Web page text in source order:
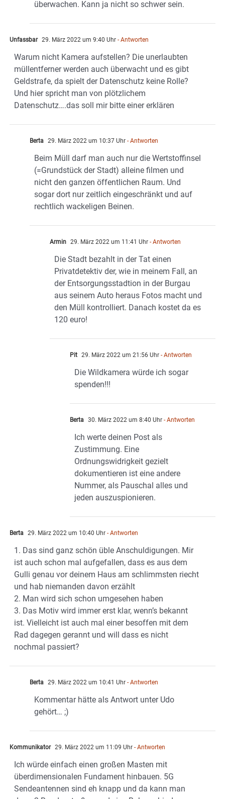
überwachen. Kann ja nicht so schwer sein.
Unfassbar 29. März 2022 um 9:40 Uhr - Antworten
Warum nicht Kamera aufstellen? Die unerlaubten
müllentferner werden auch überwacht und es gibt
Geldstrafe, da spielt der Datenschutz keine Rolle?
Und hier spricht man von plötzlichem
Datenschutz….das soll mir bitte einer erklären
Berta 29. März 2022 um 10:37 Uhr - Antworten
Beim Müll darf man auch nur die Wertstoffinsel
(=Grundstück der Stadt) alleine filmen und
nicht den ganzen öffentlichen Raum. Und
sogar dort nur zeitlich eingeschränkt und auf
rechtlich wackeligen Beinen.
Armin 29. März 2022 um 11:41 Uhr - Antworten
Die Stadt bezahlt in der Tat einen
Privatdetektiv der, wie in meinem Fall, an
der Entsorgungsstadtion in der Burgau
aus seinem Auto heraus Fotos macht und
den Müll kontrolliert. Danach kostet da es
120 euro!
Pit 29. März 2022 um 21:56 Uhr - Antworten
Die Wildkamera würde ich sogar
spenden!!!
Berta 30. März 2022 um 8:40 Uhr - Antworten
Ich werte deinen Post als
Zustimmung. Eine
Ordnungswidrigkeit gezielt
dokumentieren ist eine andere
Nummer, als Pauschal alles und
jeden auszuspionieren.
Berta 29. März 2022 um 10:40 Uhr - Antworten
1. Das sind ganz schön üble Anschuldigungen. Mir
ist auch schon mal aufgefallen, dass es aus dem
Gulli genau vor deinem Haus am schlimmsten riecht
und hab niemanden davon erzählt
2. Man wird sich schon umgesehen haben
3. Das Motiv wird immer erst klar, wenn’s bekannt
ist. Vielleicht ist auch mal einer besoffen mit dem
Rad dagegen gerannt und will dass es nicht
nochmal passiert?
Berta 29. März 2022 um 10:41 Uhr - Antworten
Kommentar hätte als Antwort unter Udo
gehört… ;)
Kommunikator 29. März 2022 um 11:09 Uhr - Antworten
Ich würde einfach einen großen Masten mit
überdimensionalen Fundament hinbauen. 5G
Sendeantennen sind eh knapp und da kann man